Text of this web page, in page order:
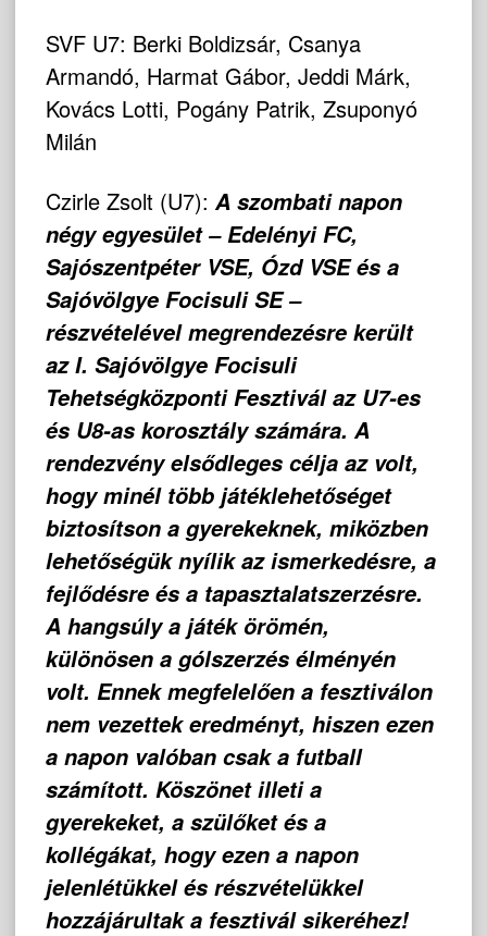
SVF U7: Berki Boldizsár, Csanya
Armandó, Harmat Gábor, Jeddi Márk,
Kovács Lotti, Pogány Patrik, Zsuponyó
Milán
Czirle Zsolt (U7): A szombati napon
négy egyesület – Edelényi FC,
Sajószentpéter VSE, Ózd VSE és a
Sajóvölgye Focisuli SE –
részvételével megrendezésre került
az I. Sajóvölgye Focisuli
Tehetségközponti Fesztivál az U7-es
és U8-as korosztály számára. A
rendezvény elsődleges célja az volt,
hogy minél több játéklehetőséget
biztosítson a gyerekeknek, miközben
lehetőségük nyílik az ismerkedésre, a
fejlődésre és a tapasztalatszerzésre.
A hangsúly a játék örömén,
különösen a gólszerzés élményén
volt. Ennek megfelelően a fesztiválon
nem vezettek eredményt, hiszen ezen
a napon valóban csak a futball
számított. Köszönet illeti a
gyerekeket, a szülőket és a
kollégákat, hogy ezen a napon
jelenlétükkel és részvételükkel
hozzájárultak a fesztivál sikeréhez!